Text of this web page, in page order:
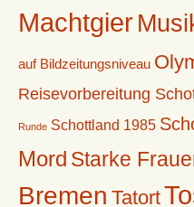
Machtgier
auf Bildzeitungsniveau
Reisevorbereitung
Runde Schottland 1985
Mord Starke
Bremen Tatort